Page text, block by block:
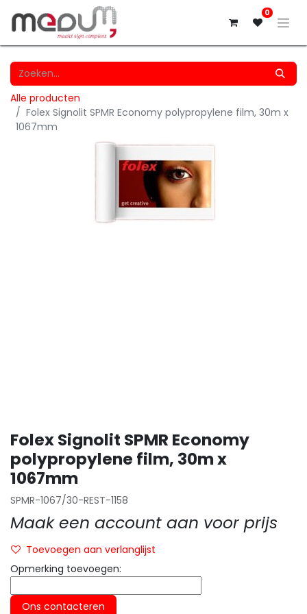
0
Alle producten
Folex Signolit SPMR Economy polypropylene film, 30m x
1067mm
Folex Signolit SPMR Economy
polypropylene film, 30m x
1067mm
SPMR-1067/30-REST-1158
Maak een account aan voor prijs
Toevoegen aan verlanglijst
Opmerking toevoegen:
Ons contacteren